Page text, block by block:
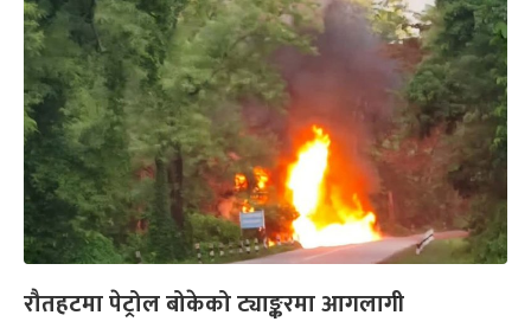
रौतहटमा पेट्रोल बोकेको ट्याङ्करमा आगलागी